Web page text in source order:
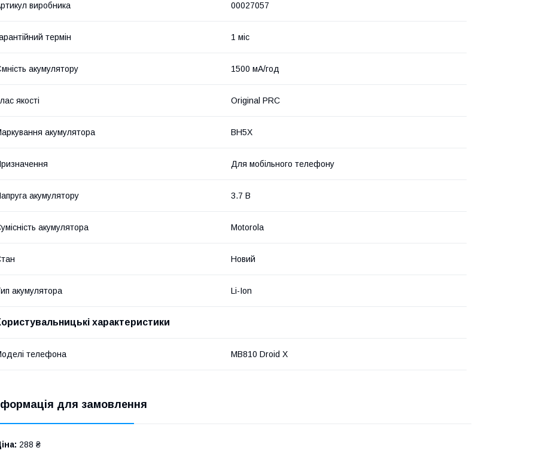
виробника 00027057
термін 1 міс
акумулятору 1500 мА/год
якості Original PRC
акумулятора BH5X
Для мобільного телефону
акумулятору 3.7 В
акумулятора Motorola
Новий
акумулятора Li-Ion
характеристики
телефона MB810 Droid X
для замовлення
288 ₴